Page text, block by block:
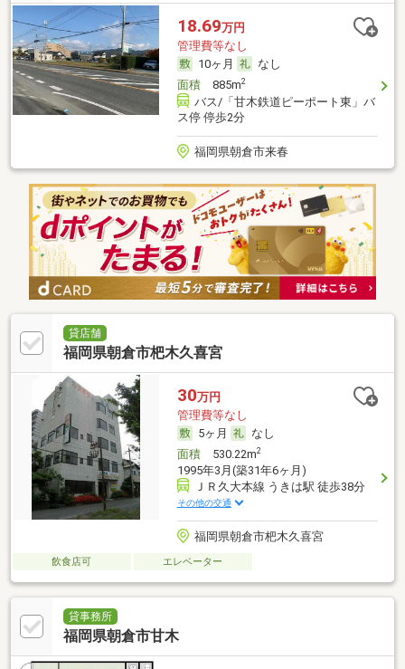
18.69万円
管理費等なし
10ヶ月
なし
面積885m2
バス/「甘木鉄道ピーポート東」バ
ス停 停歩2分
福岡県朝倉市来春
貸店舗
福岡県朝倉市杷木久喜宮
30万円
管理費等なし
5ヶ月
なし
面積530.22m2
1995年3月(築31年6ヶ月)
ＪＲ久大本線 うきは駅 徒歩38分
その他の交通
福岡県朝倉市杷木久喜宮
飲食店可 エレベーター
貸事務所
福岡県朝倉市甘木